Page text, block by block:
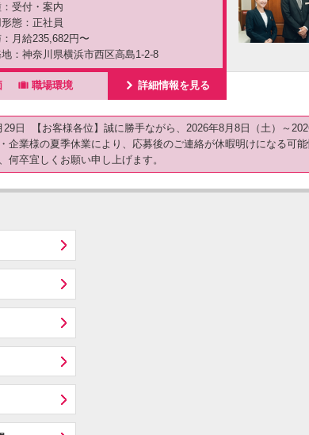
受付・案内
態：正社員
月給235,682円〜
：神奈川県横浜市西区高島1-2-8
. 職場環境 ú 詳細情報を見る
29日 【お客様各位】誠に勝手ながら、2026年8月8日（土）～
企業様の夏季休業により、応募後のご連絡が休暇明けになる可
何卒宜しくお願い申し上げます。